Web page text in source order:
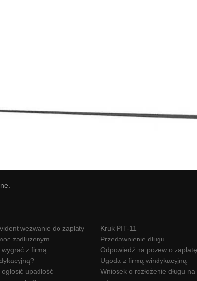
wezwanie do zapłaty
zadłużonym
wygrać z firmą
upadłość
Kruk PIT-11
Przedawnienie długu
Odpowiedź na pozew o zapłatę
Ugoda z firmą windykacyjną
Wniosek o rozłożenie długu na